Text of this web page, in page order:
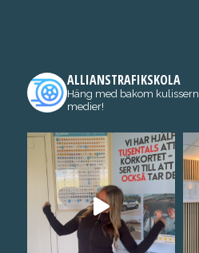
ALLIANSTRAFIKSKOLA
Häng med bakom
medier!